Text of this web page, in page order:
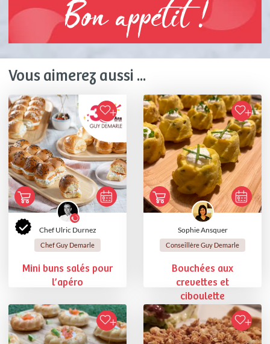
Bon appétit !
Vous aimerez aussi ...
Chef Ulric Durnez
Chef Guy Demarle
Mini buns salés pour
l’apéro
Sophie Ansquer
Conseillère Guy Demarle
Bouchées aux
crevettes et
ciboulette